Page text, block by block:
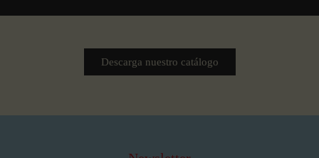
Descarga nuestro catálogo